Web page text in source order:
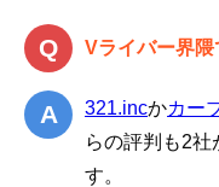
Vライバー界隈
321.incかカー
らの評判も2
す。